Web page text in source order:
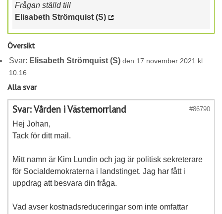
Frågan ställd till
Elisabeth Strömquist (S)
Översikt
Svar: Elisabeth Strömquist (S) den 17 november 2021 kl
10.16
Alla svar
#86790
Svar: Vården i Västernorrland
Hej Johan,
Tack för ditt mail.
Mitt namn är Kim Lundin och jag är politisk sekreterare
för Socialdemokraterna i landstinget. Jag har fått i
uppdrag att besvara din fråga.
Vad avser kostnadsreduceringar som inte omfattar